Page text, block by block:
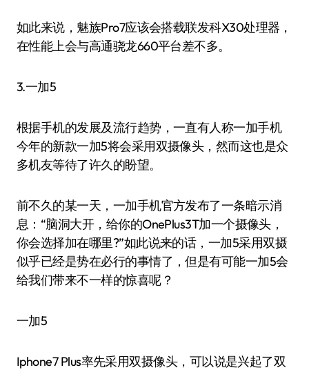
如此来说，魅族Pro7应该会搭载联发科X30处理器，
在性能上会与高通骁龙660平台差不多。
3.一加5
根据手机的发展及流行趋势，一直有人称一加手机
今年的新款一加5将会采用双摄像头，然而这也是众
多机友等待了许久的盼望。
前不久的某一天，一加手机官方发布了一条暗示消
息：“脑洞大开，给你的OnePlus3T加一个摄像头，
你会选择加在哪里?”如此说来的话，一加5采用双摄
似乎已经是势在必行的事情了，但是有可能一加5会
给我们带来不一样的惊喜呢？
一加5
Iphone7 Plus率先采用双摄像头，可以说是兴起了双